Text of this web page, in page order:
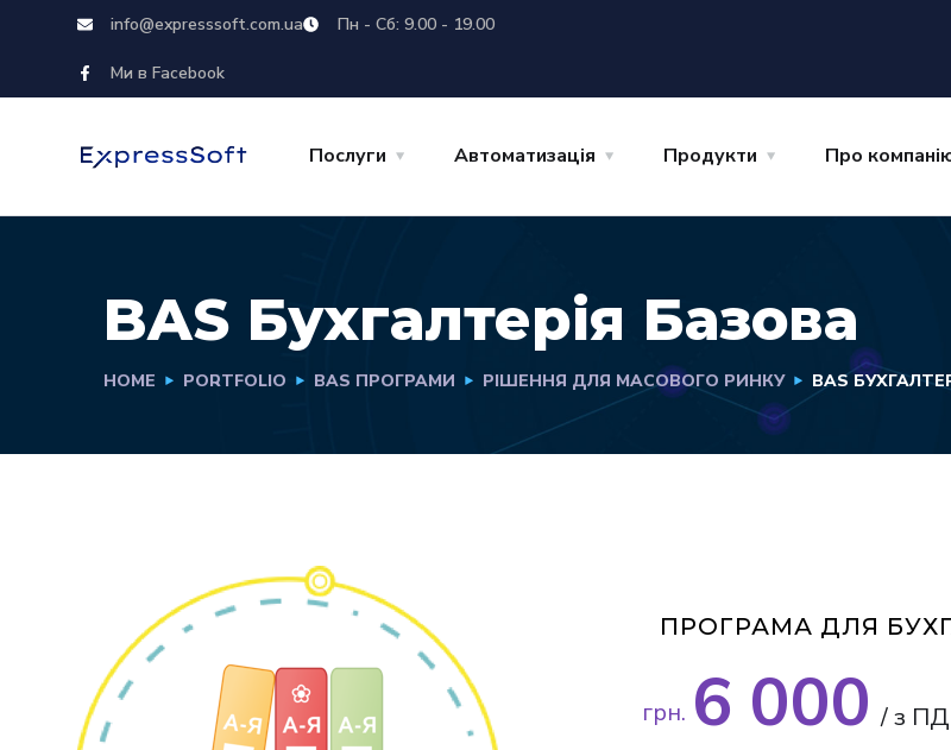
info@expresssoft.com.ua Пн - Сб: 9.00 - 19.00
Ми в Facebook
Послуги Автоматизація Продукти Про
BAS Бухгалтерія Базова
HOME PORTFOLIO BAS ПРОГРАМИ РІШЕННЯ ДЛЯ МАСОВОГО РИНКУ BAS
ПРОГРАМА ДЛЯ
грн. 6 000 / з